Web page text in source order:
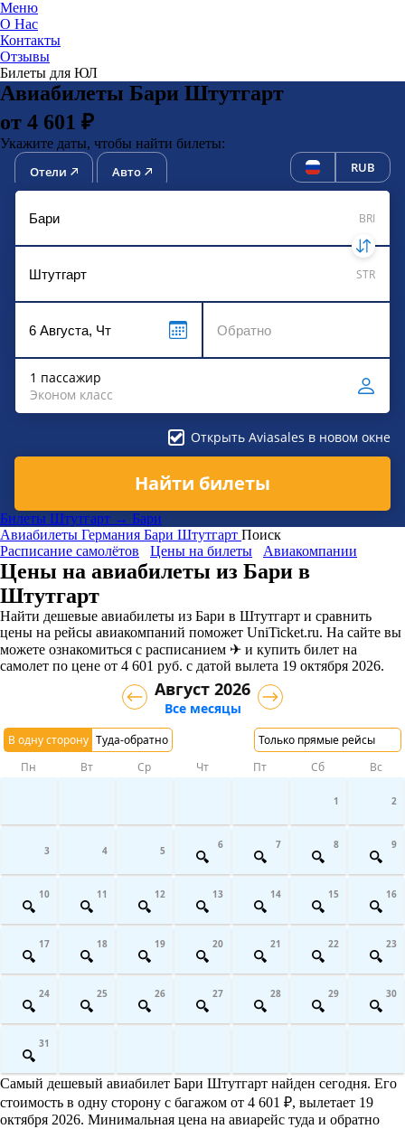
Меню
О Нас
Контакты
Отзывы
Билеты для ЮЛ
Авиабилеты Бари Штутгарт
от 4 601 ₽
Укажите даты, чтобы найти билеты:
Отели Авто RUB
BRI
STR
1 пассажир
Эконом класс
Открыть Aviasales в новом окне
Найти билеты
Билеты Штутгарт → Бари
Авиабилеты Германия Бари Штутгарт Поиск
Расписание самолётов
Цены на билеты Авиакомпании
Цены на авиабилеты из Бари в
Штутгарт
Найти дешевые авиабилеты из Бари в Штутгарт и сравнить
цены на рейсы авиакомпаний поможет UniTicket.ru. На сайте вы
можете ознакомиться с расписанием ✈ и купить билет на
самолет по цене от 4 601 руб. с датой вылета 19 октября 2026.
В одну сторону Туда-обратно Только прямые рейсы
Август 2026
Все месяцы
Пн Вт Ср Чт Пт Сб Вс
1 2
3 4 5 6 7 8 9
10 11 12 13 14 15 16
17 18 19 20 21 22 23
24 25 26 27 28 29 30
31
Самый дешевый авиабилет Бари Штутгарт найден сегодня. Его
стоимость в одну сторону с багажом от 4 601 ₽, вылетает 19
октября 2026. Минимальная цена на авиарейс туда и обратно